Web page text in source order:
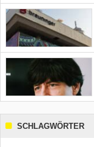
SCHLAGWÖRTER